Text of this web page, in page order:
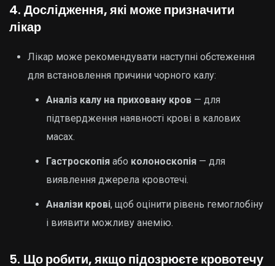
4. Дослідження, які може призначити
лікар
Лікар може рекомендувати наступні обстеження
для встановлення причини чорного калу:
Аналіз калу на приховану кров — для
підтвердження наявності крові в калових
масах.
Гастроскопія або колоноскопія — для
виявлення джерела кровотечі.
Аналізи крові, щоб оцінити рівень гемоглобіну
і виявити можливу анемію.
5. Що робити, якщо підозрюєте кровотечу